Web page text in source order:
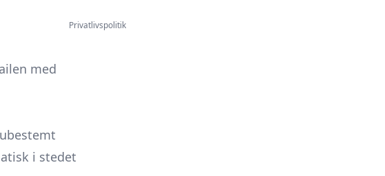
med
i stedet
Privatlivspolitik